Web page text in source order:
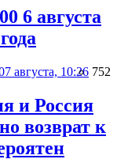
6 августа
августа, 10:26 752
и Россия
возврат к